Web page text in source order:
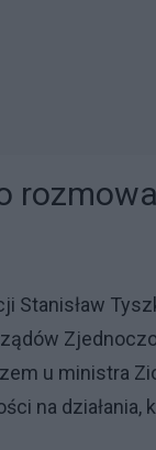
Stanisław
u ministra
na